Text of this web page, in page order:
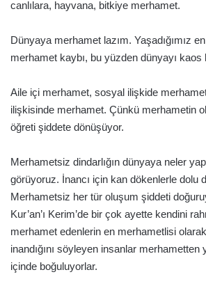
canlılara, hayvana, bitkiye merhamet.
Dünyaya merhamet lazım. Yaşadığımız
merhamet kaybı, bu yüzden dünyayı kaos
Aile içi merhamet, sosyal ilişkide
ilişkisinde merhamet. Çünkü merhametin
öğreti şiddete dönüşüyor.
Merhametsiz dindarlığın dünyaya neler
görüyoruz. İnancı için kan dökenlerle dolu
Merhametsiz her tür oluşum şiddeti
Kur’an’ı Kerim’de bir çok ayette kendini
merhamet edenlerin en merhametlisi olarak
inandığını söyleyen insanlar
içinde boğuluyorlar.